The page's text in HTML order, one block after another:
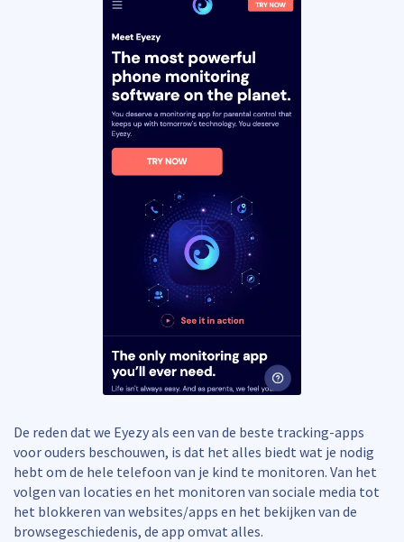
De reden dat we Eyezy als een van de beste tracking-apps
voor ouders beschouwen, is dat het alles biedt wat je nodig
hebt om de hele telefoon van je kind te monitoren. Van het
volgen van locaties en het monitoren van sociale media tot
het blokkeren van websites/apps en het bekijken van de
browsegeschiedenis, de app omvat alles.